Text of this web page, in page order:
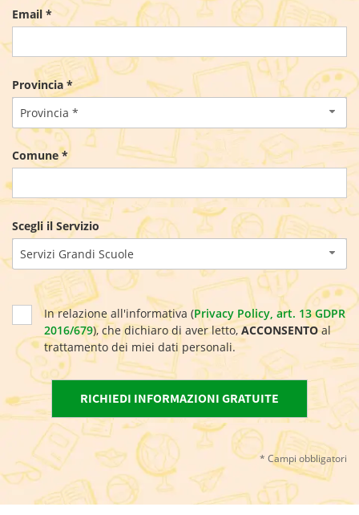
Email *
Provincia *
Provincia *
Comune *
Scegli il Servizio
Servizi Grandi Scuole
In relazione all'informativa (Privacy Policy, art. 13 GDPR
2016/679), che dichiaro di aver letto,ACCONSENTOal
trattamento dei miei dati personali.
* Campi obbligatori